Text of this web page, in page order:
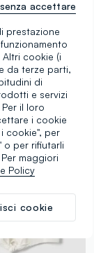
Completo rosa e giallo in puro cotone con top e shorts per bimba
€ 4,47
prestazione
cookie (i
da terze parti,
di
e servizi
il loro
i cookie
cookie", per
o per rifiutarli
maggiori
Policy
cookie
accettare